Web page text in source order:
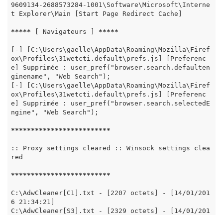
9609134-2688573284-1001\Software\Microsoft\Interne
t Explorer\Main [Start Page Redirect Cache]
***** [ Navigateurs ] *****
[-] [C:\Users\gaelle\AppData\Roaming\Mozilla\Firef
ox\Profiles\31wetcti.default\prefs.js] [Preferenc
e] Supprimée : user_pref("browser.search.defaulten
ginename", "Web Search");
[-] [C:\Users\gaelle\AppData\Roaming\Mozilla\Firef
ox\Profiles\31wetcti.default\prefs.js] [Preferenc
e] Supprimée : user_pref("browser.search.selectedE
ngine", "Web Search");
*************************
:: Proxy settings cleared :: Winsock settings clea
red
*************************
C:\AdwCleaner[C1].txt - [2207 octets] - [14/01/201
6 21:34:21]
C:\AdwCleaner[S3].txt - [2329 octets] - [14/01/201